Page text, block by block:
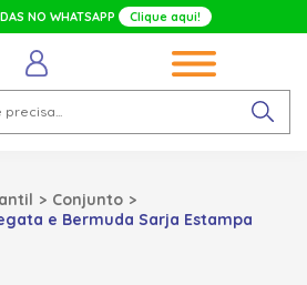
NO WHATSAPP Clique aqui!
Conjunto
e Bermuda Sarja Estampa